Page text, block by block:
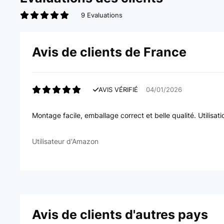
9 Evaluations
Avis de clients de France
AVIS VÉRIFIÉ 04/01/2026
Montage facile, emballage correct et belle qualité.
Utilisateur d'Amazon
Avis de clients d'autres pays